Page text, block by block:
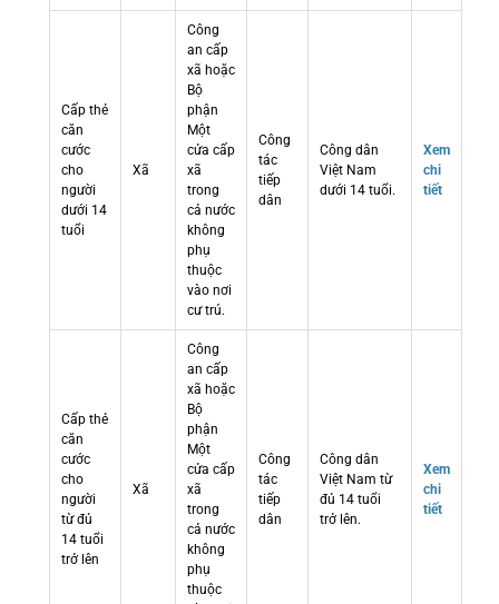
Cấp thẻ
căn
cước
cho
người
dưới 14
tuổi
Xã
Công
an cấp
xã hoặc
Bộ
phận
Một
cửa cấp
xã
trong
cả nước
không
phụ
thuộc
vào nơi
cư trú.
Công
tác
tiếp
dân
Công dân
Việt Nam
dưới 14 tuổi.
Xem
chi
tiết
Cấp thẻ
căn
cước
cho
người
từ đủ
14 tuổi
trở lên
Xã
Công
an cấp
xã hoặc
Bộ
phận
Một
cửa cấp
xã
trong
cả nước
không
phụ
thuộc
Công
tác
tiếp
dân
Công dân
Việt Nam từ
đủ 14 tuổi
trở lên.
Xem
chi
tiết